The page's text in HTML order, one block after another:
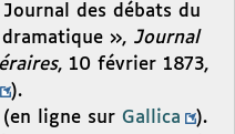
des débats du
», Journal
, 10 février 1873,
).
ligne sur Gallica
).